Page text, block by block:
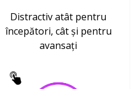
Distractiv atât pentru
începători, cât și pentru
avansați